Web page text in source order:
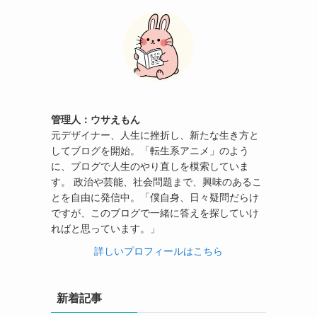
管理人：ウサえもん
元デザイナー、人生に挫折し、新たな生き方と
してブログを開始。「転生系アニメ」のよう
に、ブログで人生のやり直しを模索していま
す。 政治や芸能、社会問題まで、興味のあるこ
とを自由に発信中。「僕自身、日々疑問だらけ
ですが、このブログで一緒に答えを探していけ
ればと思っています。」
詳しいプロフィールはこちら
新着記事